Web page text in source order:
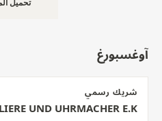
تحميل
آوغسبورغ
شريك رسمي
UND UHRMACHER E.K.